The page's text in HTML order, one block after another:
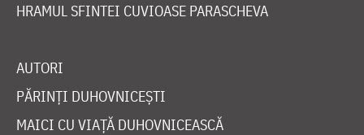
HRAMUL SFINTEI CUVIOASE PARASCHEVA
AUTORI
PĂRINȚI DUHOVNICEȘTI
MAICI CU VIAȚĂ DUHOVNICEASCĂ